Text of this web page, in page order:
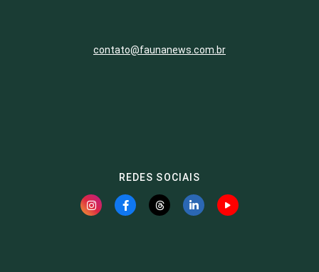
contato@faunanews.com.br
REDES SOCIAIS